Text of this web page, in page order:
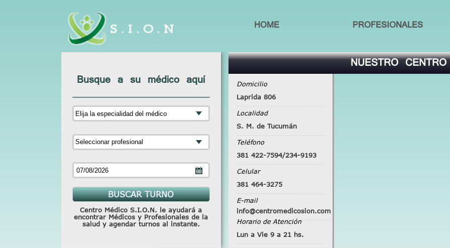
HOME PROFESIONALES
Busque a su médico aquí
Centro Médico S.I.O.N. le ayudará a
encontrar Médicos y Profesionales de la
salud y agendar turnos al instante.
NUESTRO
Domicilio
Laprida 806
Localidad
S. M. de Tucumán
Teléfono
381 422-7594/234-9193
Celular
381 464-3275
E-mail
info@centromedicosion.com
Horario de Atención
Lun a Vie 9 a 21 hs.